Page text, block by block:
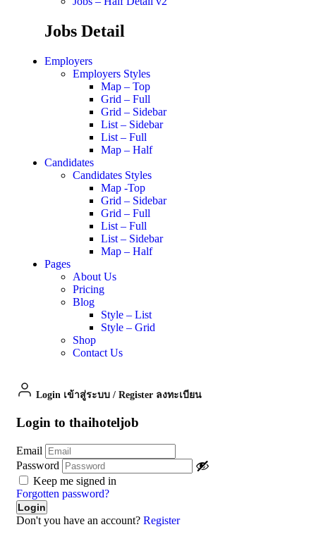
Jobs Detail
Employers
Employers Styles
Map – Top
Grid – Full
Grid – Sidebar
List – Sidebar
List – Full
Map – Half
Candidates
Candidates Styles
Map -Top
Grid – Sidebar
Grid – Full
List – Full
List – Sidebar
Map – Half
Pages
About Us
Pricing
Blog
Style – List
Style – Grid
Shop
Contact Us
Login เข้าสู่ระบบ / Register ลงทะเบียน
Login to thaihoteljob
Email
Password
Keep me signed in
Forgotten password?
Don't you have an account? Register